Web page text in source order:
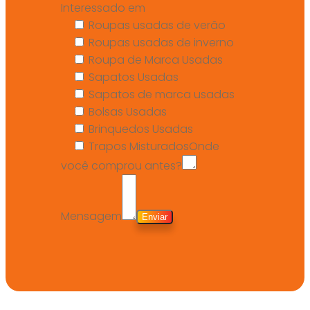
Interessado em
Roupas usadas de verão
Roupas usadas de inverno
Roupa de Marca Usadas
Sapatos Usadas
Sapatos de marca usadas
Bolsas Usadas
Brinquedos Usadas
Trapos MisturadosOnde
você comprou antes?
Mensagem